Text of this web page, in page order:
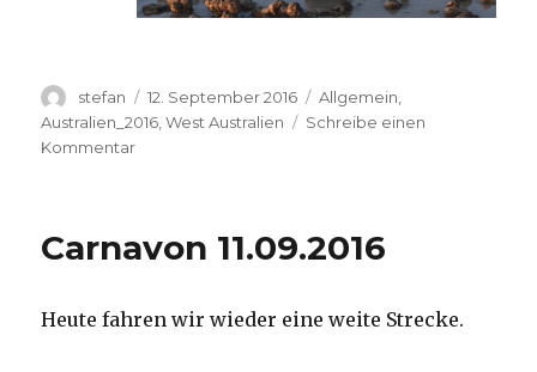
Autor
stefan
Veröffentlicht
am
12. September 2016 Kategorien
Allgemein
Australien_2016 ,West Australien
Schreibe einen
Kommentarzu
Carnavon 11.09.2016
Heute fahren wir wieder eine weite Strecke.